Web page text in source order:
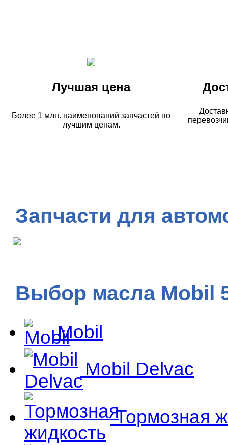
Лучшая цена
Более 1 млн. наименований запчастей по
лучшим ценам.
Запчасти для
Выбор масла Mobil
Mobil
Mobil Delvac
Тормозная